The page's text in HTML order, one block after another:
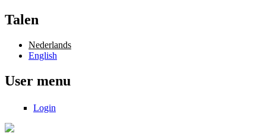
Overslaan en naar de inhoud gaan
Talen
Nederlands
English
User menu
Login